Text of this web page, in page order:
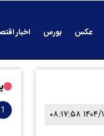
عکس بورس اخبار